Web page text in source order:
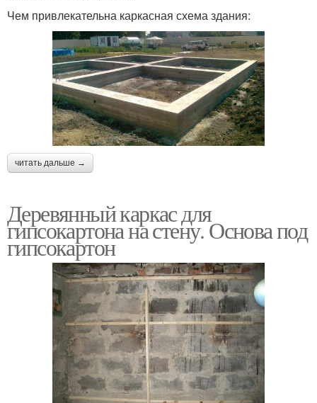
Чем привлекательна каркасная схема здания:
читать дальше →
Деревянный каркас для
гипсокартона на стену. Основа под
гипсокартон